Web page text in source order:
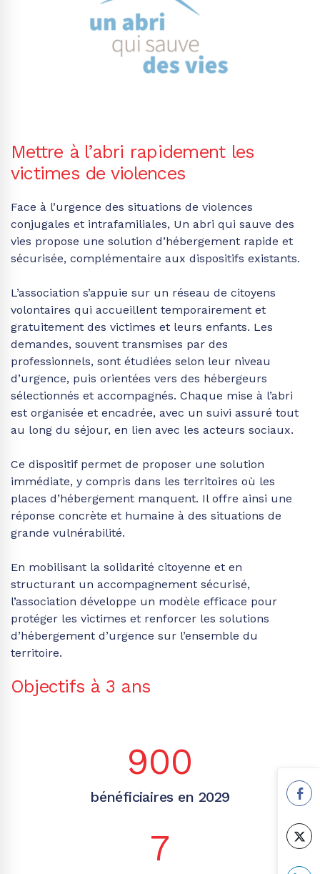
Mettre à l’abri rapidement les
victimes de violences
Face à l’urgence des situations de violences
conjugales et intrafamiliales, Un abri qui sauve des
vies propose une solution d’hébergement rapide et
sécurisée, complémentaire aux dispositifs existants.
L’association s’appuie sur un réseau de citoyens
volontaires qui accueillent temporairement et
gratuitement des victimes et leurs enfants. Les
demandes, souvent transmises par des
professionnels, sont étudiées selon leur niveau
d’urgence, puis orientées vers des hébergeurs
sélectionnés et accompagnés. Chaque mise à l’abri
est organisée et encadrée, avec un suivi assuré tout
au long du séjour, en lien avec les acteurs sociaux.
Ce dispositif permet de proposer une solution
immédiate, y compris dans les territoires où les
places d’hébergement manquent. Il offre ainsi une
réponse concrète et humaine à des situations de
grande vulnérabilité.
En mobilisant la solidarité citoyenne et en
structurant un accompagnement sécurisé,
l’association développe un modèle efficace pour
protéger les victimes et renforcer les solutions
d’hébergement d’urgence sur l’ensemble du
territoire.
Objectifs à 3 ans
900
bénéficiaires en 2029
7